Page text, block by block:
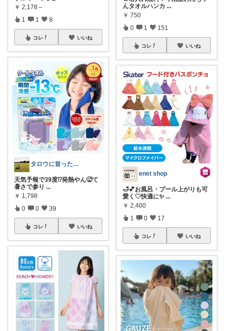
￥ 2,178～
1 1 8
コレ いいね
タロウに首ったけ🌞朝コレ
天気予報で39度⁉️発熱やん🥵て
暑さで参り ...
￥ 1,798
0 0 39
コレ いいね
んタオルハンカ ...
￥ 750
0 1 151
コレ いいね
enet shop
🛁💕お風呂・プール上がりも可
愛く♡快適に✨ ...
￥ 2,400
1 0 17
コレ いいね